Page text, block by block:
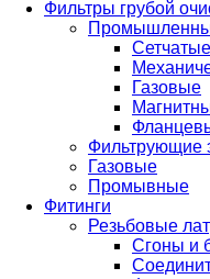
Фильтры грубой
Сетчатые
Газовые
Фильтрующие
Газовые
Промывные
Фитинги
Резьбовые
Сгоны и